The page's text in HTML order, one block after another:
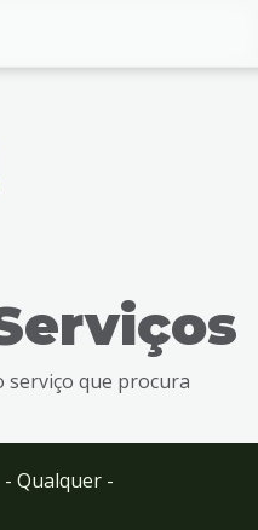
serviço que procura
- Qualquer -